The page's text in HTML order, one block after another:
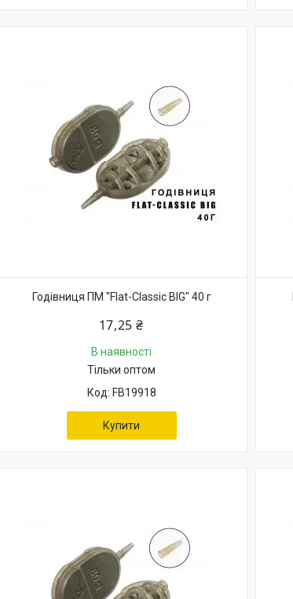
Годівниця ПМ "Flat-Classic BIG" 40 г
17,25 ₴
В наявності
Тільки оптом
FB19918
Купити